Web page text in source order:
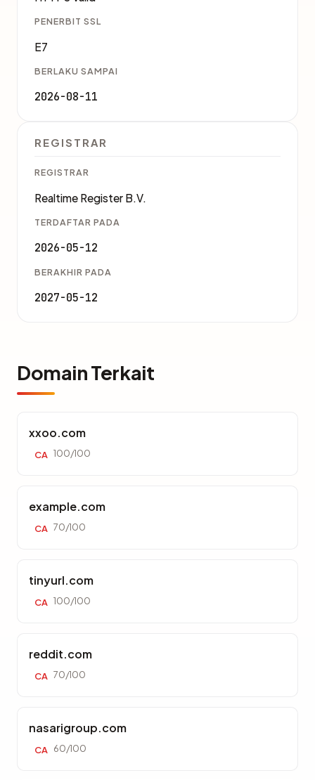
PENERBIT SSL
E7
BERLAKU SAMPAI
2026-08-11
REGISTRAR
REGISTRAR
Realtime Register B.V.
TERDAFTAR PADA
2026-05-12
BERAKHIR PADA
2027-05-12
Domain Terkait
xxoo.com
CA 100/100
example.com
CA 70/100
tinyurl.com
CA 100/100
reddit.com
CA 70/100
nasarigroup.com
CA 60/100